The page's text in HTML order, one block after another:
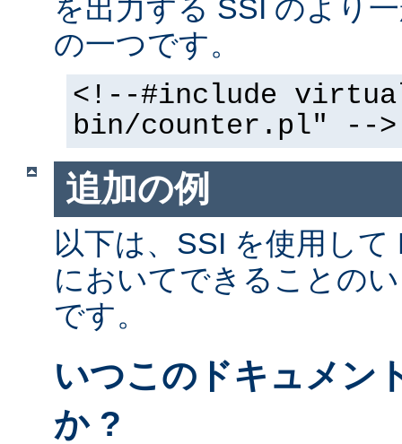
を出力する SSI のより
の一つです。
<!--#include
bin/counter.pl" -->
追加の例
以下は、SSI を使用し
においてできることの
です。
いつこのドキュメン
か ?